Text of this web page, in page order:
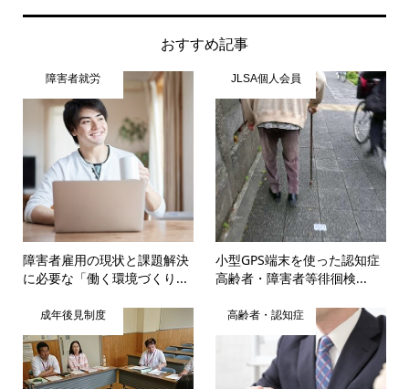
おすすめ記事
障害者就労
障害者雇用の現状と課題解決
に必要な「働く環境づくり...
JLSA個人会員
小型GPS端末を使った認知症
高齢者・障害者等徘徊検...
成年後見制度 高齢者・認知症